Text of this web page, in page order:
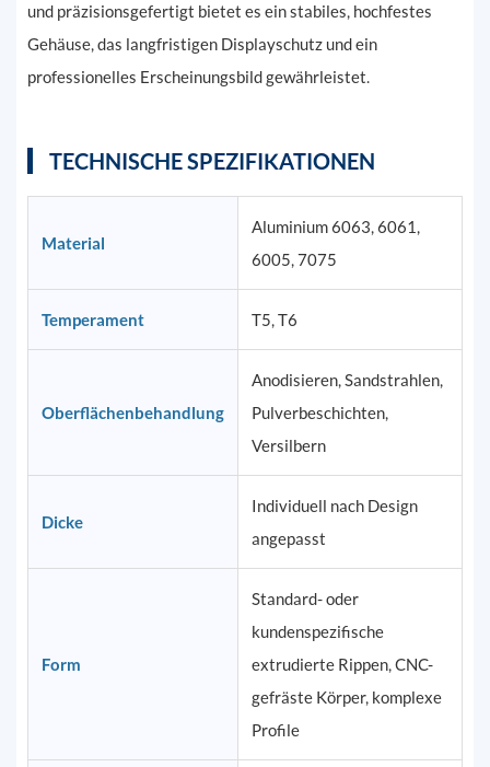
und präzisionsgefertigt bietet es ein stabiles, hochfestes
Gehäuse, das langfristigen Displayschutz und ein
professionelles Erscheinungsbild gewährleistet.
TECHNISCHE SPEZIFIKATIONEN
Material
Aluminium 6063, 6061,
6005, 7075
Temperament T5, T6
Oberflächenbehandlung
Anodisieren, Sandstrahlen,
Pulverbeschichten,
Versilbern
Dicke
Individuell nach Design
angepasst
Form
Standard- oder
kundenspezifische
extrudierte Rippen, CNC-
gefräste Körper, komplexe
Profile